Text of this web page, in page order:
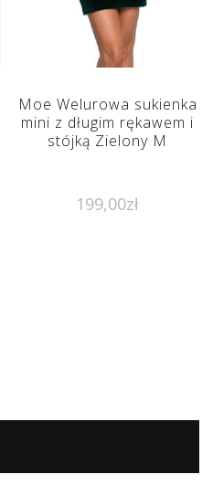
Moe Welurowa sukienka
mini z długim rękawem i
stójką Zielony M
199,00zł